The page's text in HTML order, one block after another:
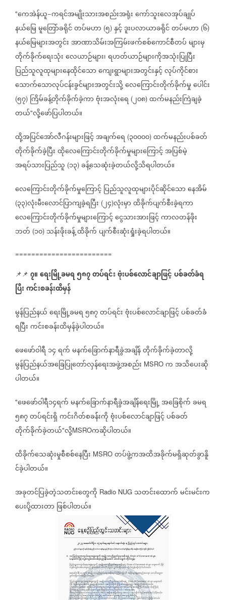
"ကေအဲန်ယူ−ကရင်အမျိုးသားအစည်းအရုံးကော်သူးလေအုပ်ချုပ်
နယ်မြေမူတြော်ခရိုင်တပ်မဟာ (၅) နှင့်ဒူးပလာယာခရိုင်တပ်မဟာ (၆)
နယ်မြေများအတွင်းအာဏာသိမ်းအကြမ်းဖက်စစ်ကောင်စီတပ်များမှ
တိုက်ခိုက်ရေးသုံးလေယာဉ်များ၊ရဟတ်ယာဉ်များကိုအသုံးပြုပြီး
ပြည်သူလူထုများနေထိုင်သောကျေးရွာများအတွင်းနှင့်လုပ်ကိုင်စား
သောက်သောလုပ်ငန်းခွင်များအတွင်းသို့လေကြောင်းတိုက်ခိုက်မှုပေါင်း
(၅၇) ကြိမ်ခန့်တိုက်ခိုက်ခဲ့ကာဗုံးအလုံးရေ (၂၀၈) ထက်မနည်းကြဲချခဲ့
တယ်"လို့ဖော်ပြပါတယ်။
ထို့အပြင်အော်လီဂန်းများဖြင့်အချက်ရေ (၃၀၀၀၀) ထက်မနည်းပစ်ခတ်
တိုက်ခိုက်ခဲ့ပြီးထိုလေကြောင်းတိုက်ခိုက်မှုများကြောင့်အပြစ်မဲ့
အရပ်သားပြည်သူ (၁၃) ခန့်သေဆုံးခဲ့တယ်လို့သိရပါတယ်။
လေကြောင်းတိုက်ခိုက်မှုကြောင့်ပြည်သူလူထုများပိုင်ဆိုင်သောနေအိမ်
(၃၃)လုံးမီးလောင်ပြာကျခဲ့ရပြီး (၂၄)လုံးမှာထိခိုက်ပျက်စီးခဲ့ရကာ
လေကြောင်းတိုက်ခိုက်မှုများကြောင့်ငွေသားအားဖြင့်ကာလတန်ဖိုး
ဘတ် (၁၀) သန်းဖိုးခန့်ထိခိုက်ပျက်စီးဆုံးရှုံးခဲ့ရပါတယ်။
========================
📌📌 ၇။ရေးမြို့ခမရ ၅၈၇တပ်ရင်းဗုံးပစ်လောင်ချာဖြင့်ပစ်ခတ်ခံရ
ပြီးကင်းစခန်းထိမှန်
မွန်ပြည်နယ်ရေးမြို့ခမရ၅၈၇တပ်ရင်းဗုံးပစ်လောင်ချာဖြင့်ပစ်ခတ်ခံ
ရပြီးကင်းစခန်းထိမှန်ခဲ့ပါတယ်။
ဖေဖော်ဝါရီ ၁၄ရက်မနက်ခြောက်နာရီခွဲအချိန်တိုက်ခိုက်ခဲ့တာလို့
မွန်ပြည်နယ်အခြေပြုတော်လှန်ရေးအဖွဲ့အစည်း MSRO ကအသိပေးဆို
ပါတယ်။
"ဖေဖော်ဝါရီ၁၄ရက်မနက်ခြောက်နာရီခွဲအချိန်ရေးမြို့အခြေစိုက်ခမရ
၅၈၇တပ်ရင်းရှိကင်းဂိတ်စခန််းကိုဗုံးပစ်လောင်ချာဖြင့်ပစ်ခတ်
တိုက်ခိုက်ခဲ့တယ်"လို့MSROကဆိုပါတယ်။
ထိခိုက်သေဆုံးမှုစီစစ်နေပြီး MSRO တပ်ဖွဲ့ကအထိအခိုက်မရှိဆုတ်ခွာနိူ
င်ခဲ့ပါတယ်။
အခုတင်ပြခဲ့တဲ့သတင်းတွေကို Radio NUG သတင်းထောက်မင်းမင်းက
ပေးပို့ထားတာဖြစ်ပါတယ်။